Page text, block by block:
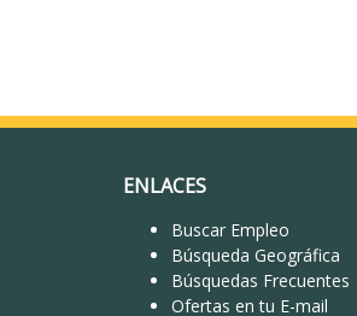
ENLACES
Buscar Empleo
Búsqueda Geográfica
Búsquedas Frecuentes
Ofertas en tu E-mail